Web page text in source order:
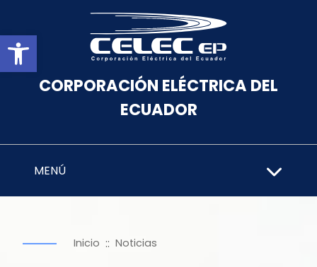
Abrir barra de herramientas
CORPORACIÓN ELÉCTRICA DEL
ECUADOR
MENÚ
Inicio :: Noticias